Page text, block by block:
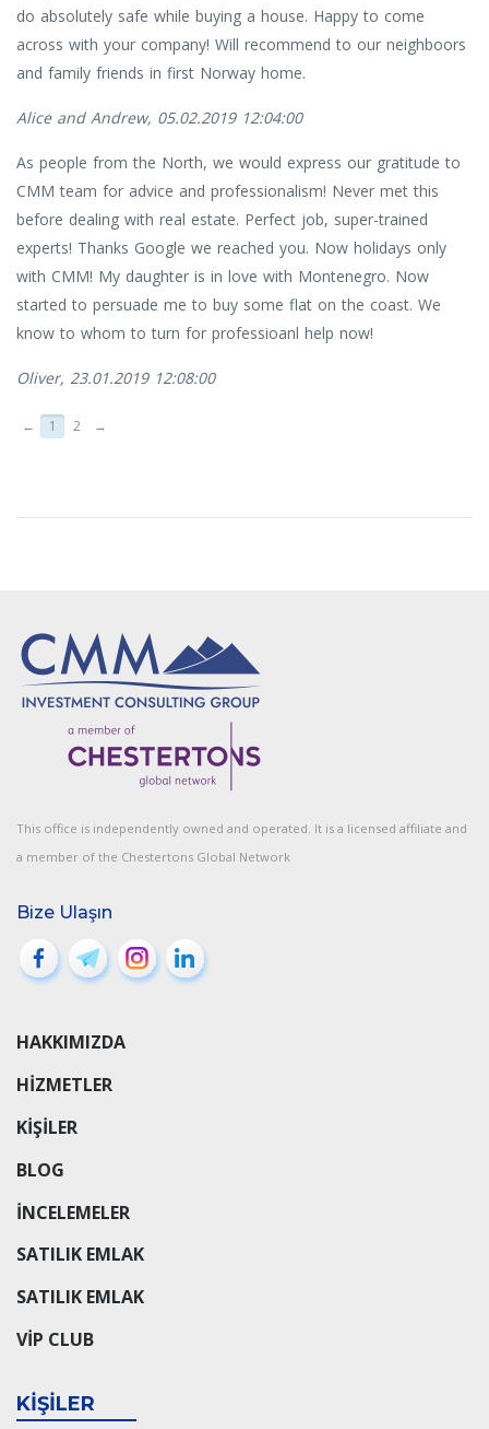
do absolutely safe while buying a house. Happy to come
across with your company! Will recommend to our neighboors
and family friends in first Norway home.
Alice and Andrew, 05.02.2019 12:04:00
As people from the North, we would express our gratitude to
CMM team for advice and professionalism! Never met this
before dealing with real estate. Perfect job, super-trained
experts! Thanks Google we reached you. Now holidays only
with CMM! My daughter is in love with Montenegro. Now
started to persuade me to buy some flat on the coast. We
know to whom to turn for professioanl help now!
Oliver, 23.01.2019 12:08:00
← 1 2 →
This office is independently owned and operated. It is a licensed affiliate and
a member of the Chestertons Global Network
Bize Ulaşın
HAKKIMIZDA
HIZMETLER
KIŞILER
BLOG
INCELEMELER
SATILIK EMLAK
SATILIK EMLAK
VIP CLUB
KIŞILER